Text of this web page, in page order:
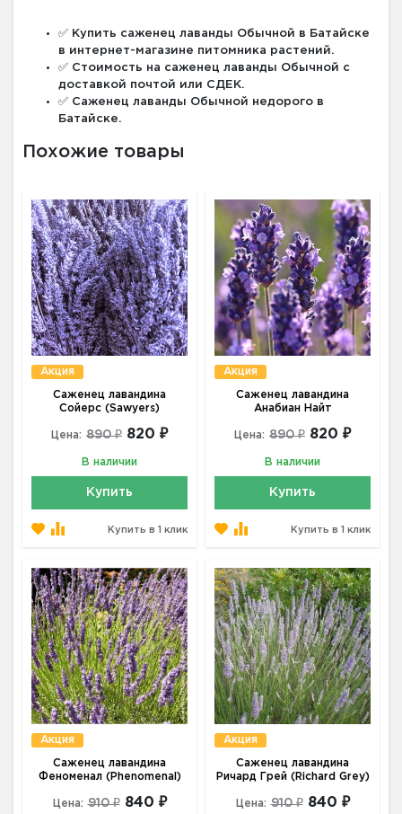
✅ Купить саженец лаванды Обычной в Батайске
в интернет-магазине питомника растений.
✅ Стоимость на саженец лаванды Обычной с
доставкой почтой или СДЕК.
✅ Саженец лаванды Обычной недорого в
Батайске.
Похожие товары
Акция
Саженец лавандина
Сойерс (Sawyers)
Цена: 890 ₽ 820 ₽
В наличии
Купить
Купить в 1 клик
Акция
Саженец лавандина
Анабиан Найт
Цена: 890 ₽ 820 ₽
В наличии
Купить
Купить в 1 клик
Акция
Саженец лавандина
Феноменал (Phenomenal)
Цена: 910 ₽ 840 ₽
Акция
Саженец лавандина
Ричард Грей (Richard Grey)
Цена: 910 ₽ 840 ₽